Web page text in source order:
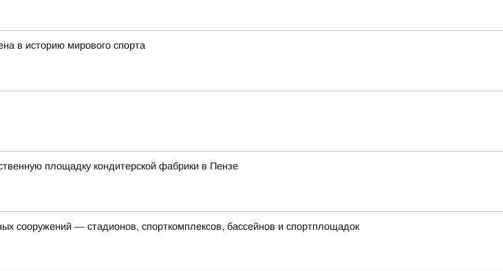
в историю мирового спорта
площадку кондитерской фабрики в Пензе
сооружений — стадионов, спорткомплексов, бассейнов и спортплощадок